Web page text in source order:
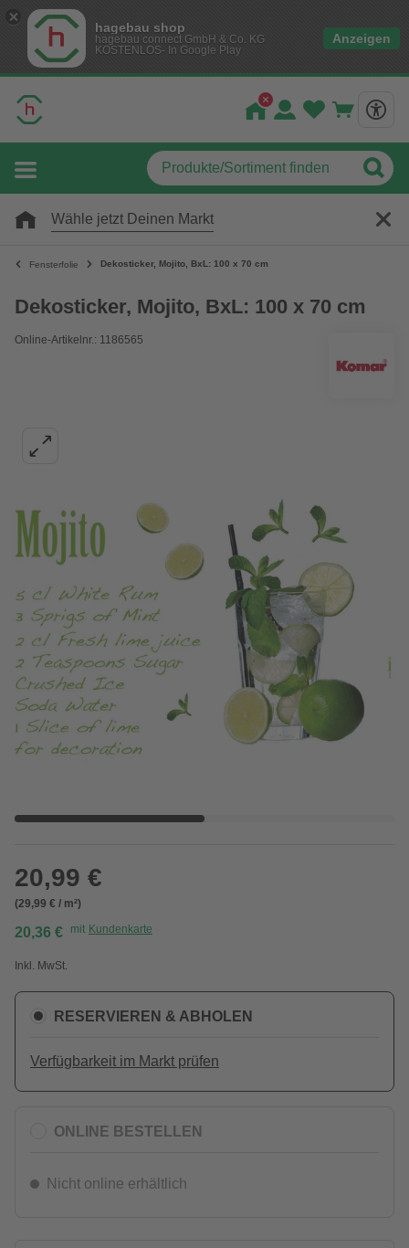
hagebau shop
hagebau connect GmbH & Co. KG
KOSTENLOS- In Google Play
Anzeigen
Wähle jetzt Deinen Markt
Fensterfolie Dekosticker, Mojito, BxL: 100 x 70 cm
Dekosticker, Mojito, BxL: 100 x 70 cm
Online-Artikelnr.: 1186565
20,99 €
(29,99 € / m²)
20,36 € mit Kundenkarte
Inkl. MwSt.
RESERVIEREN & ABHOLEN
Verfügbarkeit im Markt prüfen
ONLINE BESTELLEN
Nicht online erhältlich